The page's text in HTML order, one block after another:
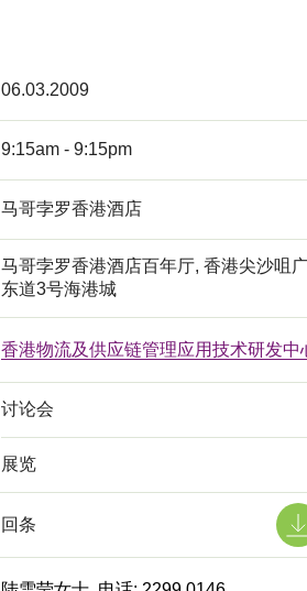
06.03.2009
9:15am - 9:15pm
马哥孛罗香港酒店
马哥孛罗香港酒店百年厅, 香港尖沙咀
东道3号海港城
香港物流及供应链管理应用技术研发中
讨论会
展览
回条